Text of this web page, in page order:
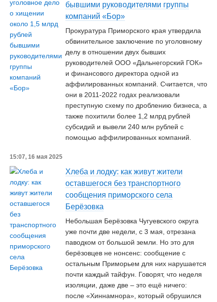
бывшими руководителями группы
компаний «Бор»
Прокуратура Приморского края утвердила
обвинительное заключение по уголовному
делу в отношении двух бывших
руководителей ООО «Дальнегорский ГОК»
и финансового директора одной из
аффилированных компаний. Считается, что
они в 2011-2022 годах реализовали
преступную схему по дроблению бизнеса, а
также похитили более 1,2 млрд рублей
субсидий и вывели 240 млн рублей с
помощью аффилированных компаний.
15:07, 16 мая 2025
Хлеба и лодку: как живут жители
оставшегося без транспортного
сообщения приморского села
Берёзовка
Небольшая Берёзовка Чугуевского округа
уже почти две недели, с 3 мая, отрезана
паводком от большой земли. Но это для
берёзовцев не нонсенс: сообщение с
остальным Приморьем для них нарушается
почти каждый тайфун. Говорят, что неделя
изоляции, даже две – это ещё ничего:
после «Хиннамнора», который обрушился